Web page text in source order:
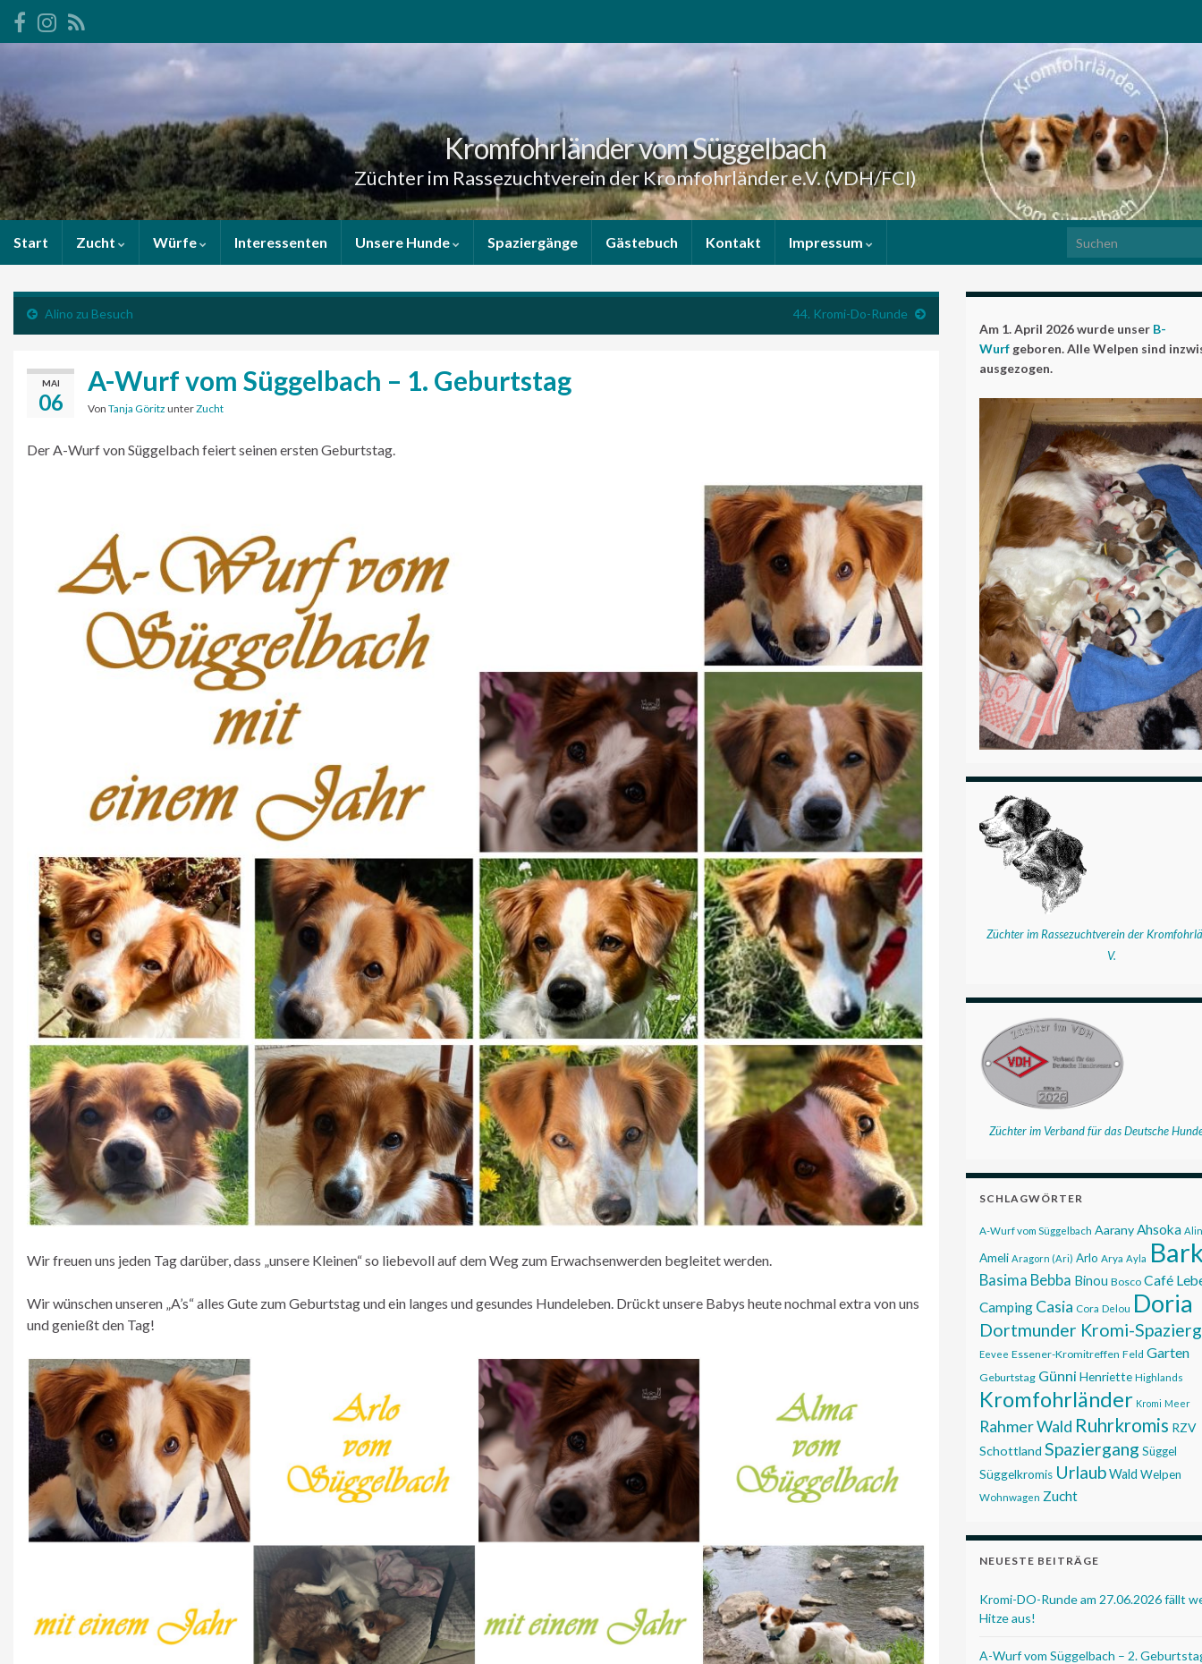
Kromfohrländer vom Süggelbach
Züchter im Rassezuchtverein der Kromfohrländer e.V. (VDH/FCI)
Start Zucht Würfe Interessenten Unsere Hunde Spaziergänge Gästebuch Kontakt Impressum Search for:
Alino zu Besuch 44. Kromi-Do-Runde
MAI
06
A-Wurf vom Süggelbach – 1. Geburtstag
Von Tanja Göritz unterZucht
Der A-Wurf von Süggelbach feiert seinen ersten Geburtstag.
Wir freuen uns jeden Tag darüber, dass „unsere Kleinen“ so liebevoll auf dem Weg zum Erwachsenwerden begleitet werden.
Wir wünschen unseren „A’s“ alles Gute zum Geburtstag und ein langes und gesundes Hundeleben. Drückt unsere Babys heute nochmal extra von uns
und genießt den Tag!
Am 1. April 2026 wurde unser B-
Wurf geboren. Alle Welpen sind
ausgezogen.
Züchter im Rassezuchtverein der
V.
Züchter im Verband für das Deutsche
SCHLAGWÖRTER
A-Wurf vom Süggelbach Aarany Ahsoka
Ameli Aragorn (Ari) Arlo Arya Ayla
Basima Bebba Binou Bosco Café
Camping Casia Cora Delou Doria
Dortmunder Kromi-
Eevee Essener-Kromitreffen Feld Garten
Geburtstag Günni Henriette Highlands
Kromfohrländer Kromi Meer
Rahmer Wald Ruhrkromis RZV
Schottland Spaziergang Süggel
Süggelkromis UrlaubWald Welpen
Wohnwagen Zucht
NEUESTE BEITRÄGE
Kromi-DO-Runde am 27.06.2026 fällt
Hitze aus!
A-Wurf vom Süggelbach – 2.